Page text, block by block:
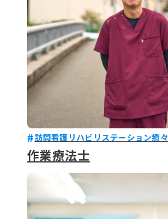
ENTRY
訪問看護リハビリステーション癒々
作業療法士